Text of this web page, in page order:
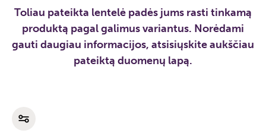
Toliau pateikta lentelė padės jums rasti tinkamą
produktą pagal galimus variantus. Norėdami
gauti daugiau informacijos, atsisiųskite aukščiau
pateiktą duomenų lapą.